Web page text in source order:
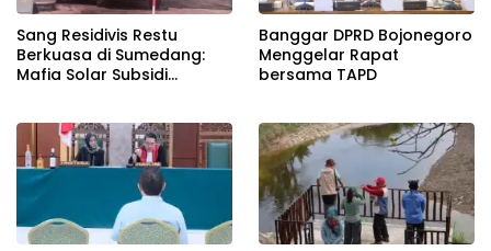
Sang Residivis Restu
Berkuasa di Sumedang:
Mafia Solar Subsidi
Bungkam
Banggar DPRD Bojonegoro
Menggelar Rapat
bersama TAPD